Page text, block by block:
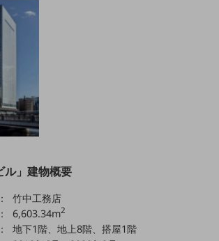
どDXの課題を
る記事サイト
ション
ビスをご紹介し、
ル」建物概要
：
竹中工務店
： 6,603.34m2
：
地下1階、地上8階、搭屋1階